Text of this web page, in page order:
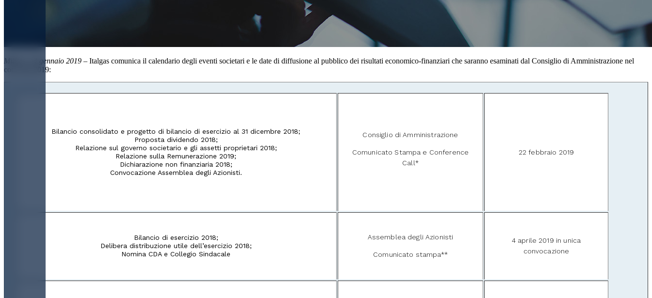
Milano, 24 gennaio 2019 – Italgas comunica il calendario degli eventi societari e le date di diffusione al pubblico dei risultati economico-finanziari che saranno esaminati dal Consiglio di Amministrazione nel
corso del 2019:
Bilancio consolidato e progetto di bilancio di esercizio al 31 dicembre 2018;
Proposta dividendo 2018;
Relazione sul governo societario e gli assetti proprietari 2018;
Relazione sulla Remunerazione 2019;
Dichiarazione non finanziaria 2018;
Convocazione Assemblea degli Azionisti.
Consiglio di Amministrazione
Comunicato Stampa e Conference
Call*
22 febbraio 2019
Bilancio di esercizio 2018;
Delibera distribuzione utile dell’esercizio 2018;
Nomina CDA e Collegio Sindacale
Assemblea degli Azionisti
Comunicato stampa**
4 aprile 2019 in unica
convocazione